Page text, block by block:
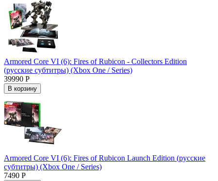
Armored Core VI (6): Fires of Rubicon - Collectors Edition
(русские субтитры) (Xbox One / Series)
39990 Р
В корзину
Armored Core VI (6): Fires of Rubicon Launch Edition (русские
субтитры) (Xbox One / Series)
7490 Р